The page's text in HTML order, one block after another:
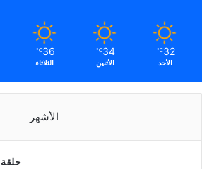
32
℃
الأحد
34
℃
الأثنين
36
℃
الثلاثاء
الأشهر